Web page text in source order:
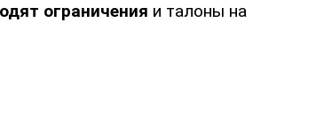
ограничения и талоны на